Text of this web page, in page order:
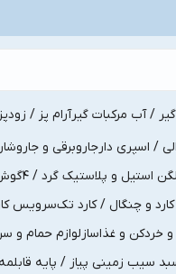
/ آب مرکبات گیرآرام پز /
/ اسپری دارجاروبرقی و
و پلاستیک گرد / 4گوش
و چنگال / کارد تکسرویس
و غذاسازلوازم حمام و
سیب زمینی پیاز / پایه قابلمه